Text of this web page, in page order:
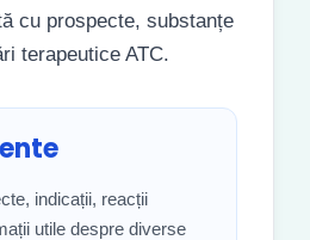
cu prospecte, substanțe
terapeutice ATC.
indicații, reacții
utile despre diverse